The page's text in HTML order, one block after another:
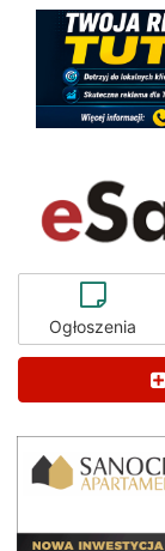
Ogłoszenia